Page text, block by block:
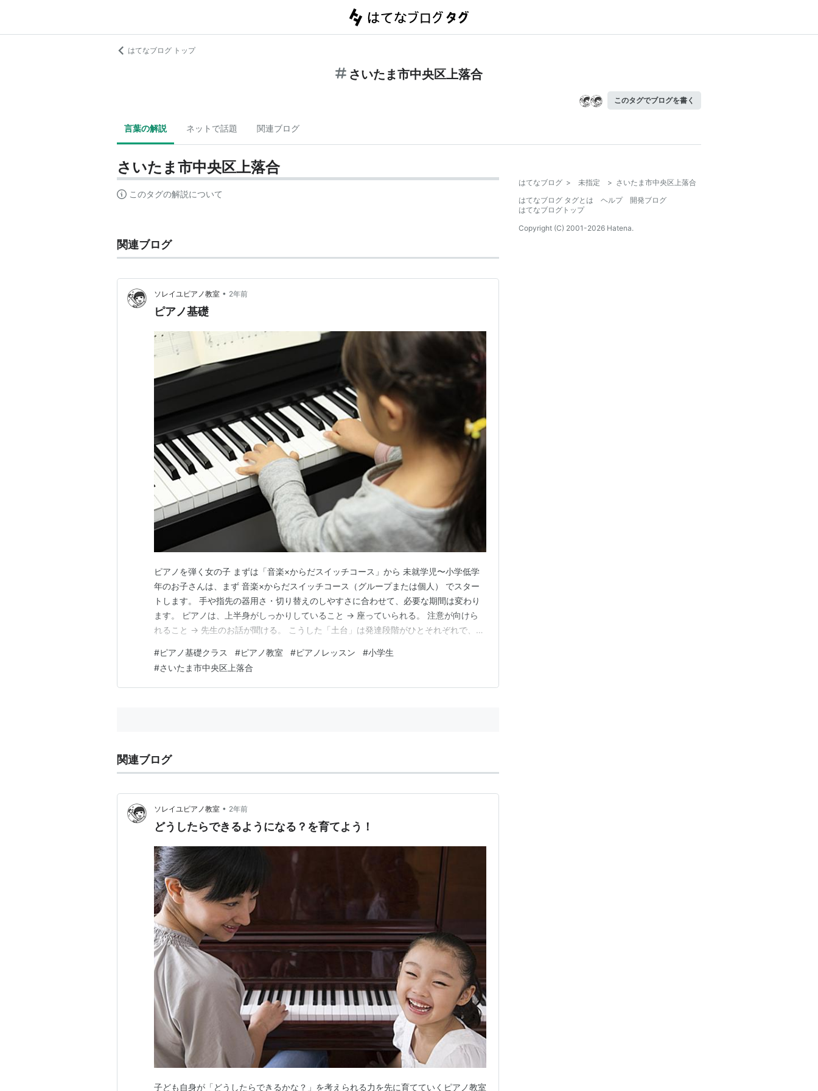
はてなブログ トップ
さいたま市中央区上落合
このタグでブログを書く
言葉の解説 ネットで話題 関連ブログ
さいたま市中央区上落合
このタグの解説について
関連ブログ
ソレイユピアノ教室 • 2年前
ピアノ基礎
ピアノを弾く女の子 まずは「音楽×からだスイッチコース」から 未就学児〜小学低学
年のお子さんは、まず 音楽×からだスイッチコース（グループまたは個人） でスター
トします。 手や指先の器用さ・切り替えのしやすさに合わせて、必要な期間は変わり
ます。 ピアノは、上半身がしっかりしていること → 座っていられる。 注意が向けら
れること → 先生のお話が聞ける。 こうした「土台」は発達段階がひとそれぞれで、同
手首の使い方につながる動きを育てる 「できた！」を増やしながら、ピアノに向かう
スイッチを入れていく ピアノ基礎コースは「…
#ピアノ基礎クラス #ピアノ教室 #ピアノレッスン #小学生
#さいたま市中央区上落合
関連ブログ
ソレイユピアノ教室 • 2年前
どうしたらできるようになる？を育てよう！
子ども自身が「どうしたらできるかな？」を考えられる力を先に育てていくピアノ教室
はてなブログ > 未指定 > さいたま市中央区上落合
はてなブログ タグとは
ヘルプ
開発ブログ
はてなブログトップ
Copyright (C) 2001-2026 Hatena.